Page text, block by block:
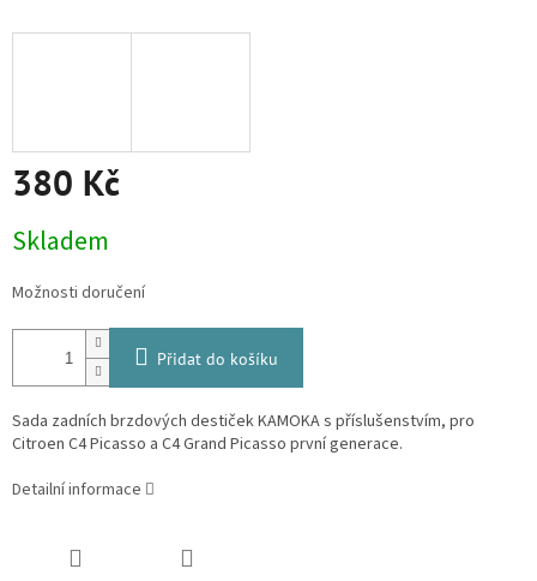
380 Kč
cena:
Skladem
Možnosti doručení
Přidat do košíku
Sada zadních brzdových destiček KAMOKA s příslušenstvím, pro
Citroen C4 Picasso a C4 Grand Picasso první generace.
Detailní informace